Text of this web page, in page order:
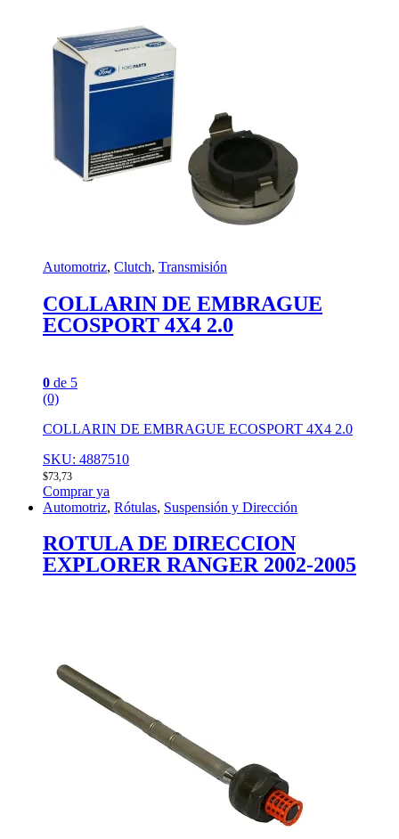
Automotriz, Clutch, Transmisión
COLLARIN DE EMBRAGUE
ECOSPORT 4X4 2.0
0 de 5
(0)
COLLARIN DE EMBRAGUE ECOSPORT 4X4 2.0
SKU: 4887510
$73,73
Comprar ya
Automotriz, Rótulas, Suspensión y Dirección
ROTULA DE DIRECCION
EXPLORER RANGER 2002-2005